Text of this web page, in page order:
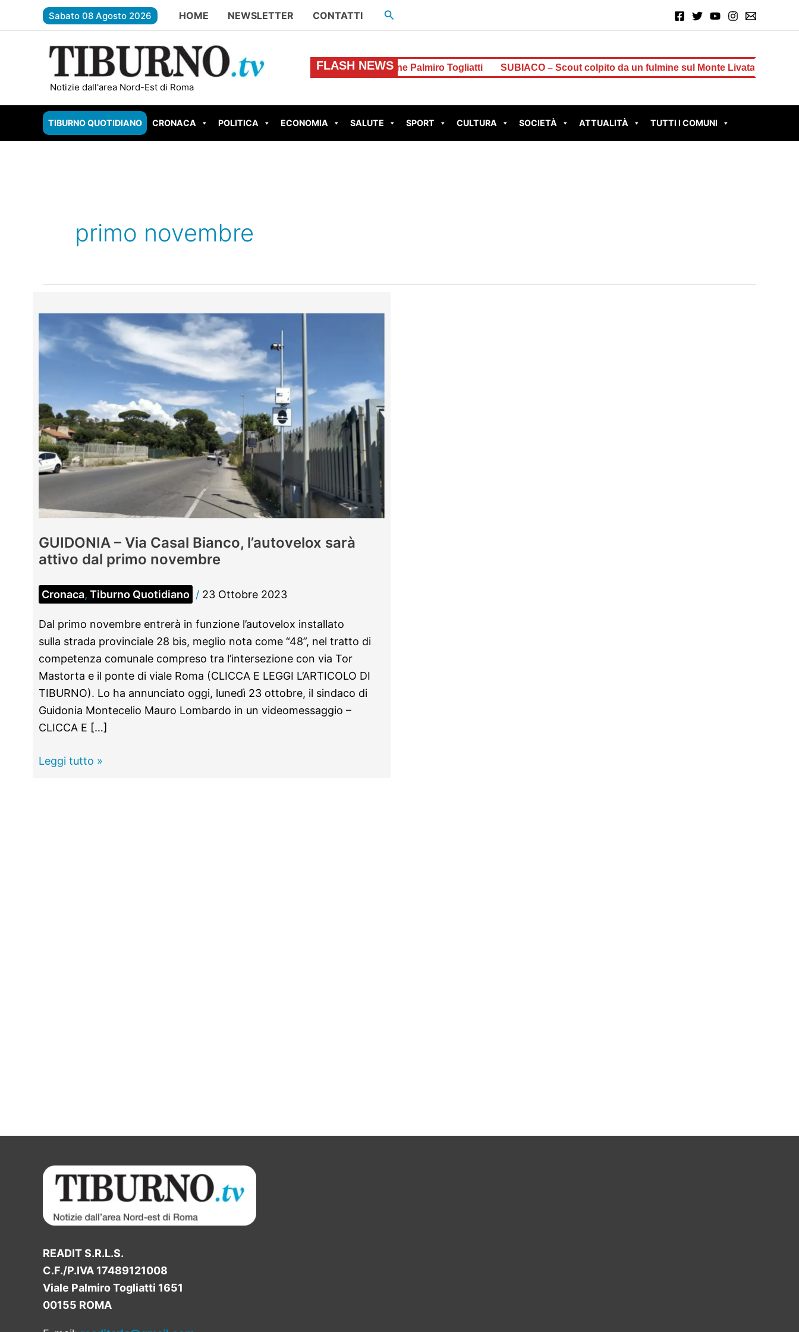
Sabato 08 Agosto 2026 HOME NEWSLETTER CONTATTI Cerca
Notizie dall'area Nord-Est di Roma
FLASH NEWS
ROMA EST – Il giardiniere gambiano spaccia alla stazione Palmiro Togliatti SUBIACO – Scout colpito da un fulmine sul Monte Livata: è grave
TIBURNO QUOTIDIANO CRONACA POLITICA ECONOMIA SALUTE SPORT CULTURA SOCIETÀ ATTUALITÀ TUTTI I COMUNI
primo novembre
GUIDONIA – Via Casal Bianco, l’autovelox sarà
attivo dal primo novembre
Cronaca, Tiburno Quotidiano / 23 Ottobre 2023
Dal primo novembre entrerà in funzione l’autovelox installato
sulla strada provinciale 28 bis, meglio nota come “48”, nel tratto di
competenza comunale compreso tra l’intersezione con via Tor
Mastorta e il ponte di viale Roma (CLICCA E LEGGI L’ARTICOLO DI
TIBURNO). Lo ha annunciato oggi, lunedì 23 ottobre, il sindaco di
Guidonia Montecelio Mauro Lombardo in un videomessaggio –
CLICCA E […]
GUIDONIA
Leggi tutto »
READIT S.R.L.S.
C.F./P.IVA 17489121008
Viale Palmiro Togliatti 1651
00155 ROMA